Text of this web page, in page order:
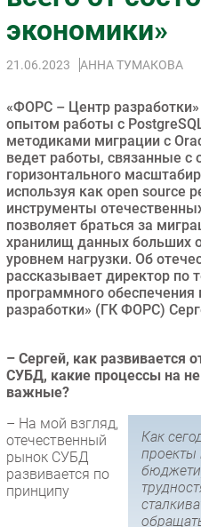
Рынок ПК
Торговые сети
ПО
Outsourcing
Кадры
Регулирование
Финансы
Web
Безопасность
Инновации
CIO/Управление ИТ
Здоровье
РАЗДЕЛЫ
Новости
Аналитика
экономики»
21.06.2023 АННА ТУМАКОВА
«ФОРС – Центр
опытом работы с
методиками миграции с
ведет работы, связанные с
горизонтального
используя как open source
инструменты
позволяет браться за
хранилищ данных больших
уровнем нагрузки. Об
рассказывает директор по
программного
разработки» (ГК ФОРС)
– Сергей, как развивается
СУБД, какие процессы на
важные?
Как
проекты
– На мой взгляд,
отечественный
рынок СУБД
развивается по
принципу